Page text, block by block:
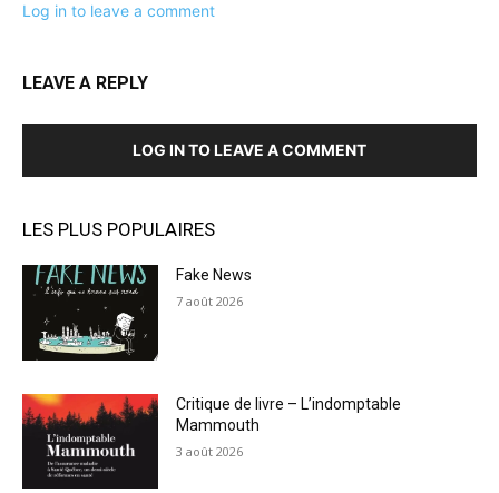
Log in to leave a comment
LEAVE A REPLY
LOG IN TO LEAVE A COMMENT
LES PLUS POPULAIRES
Fake News
7 août 2026
Critique de livre – L’indomptable
Mammouth
3 août 2026